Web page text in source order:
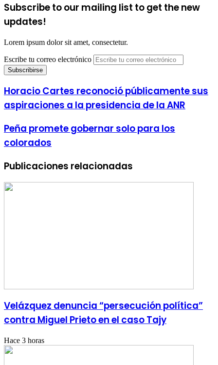
Subscribe to our mailing list to get the new
updates!
Lorem ipsum dolor sit amet, consectetur.
Escribe tu correo electrónico
Horacio Cartes reconoció públicamente sus
aspiraciones a la presidencia de la ANR
Peña promete gobernar solo para los
colorados
Publicaciones relacionadas
Velázquez denuncia “persecución política”
contra Miguel Prieto en el caso Tajy
Hace 3 horas